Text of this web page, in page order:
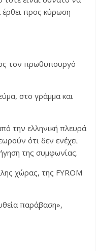
έρθει προς κύρωση
τον πρωθυπουργό
στο γράμμα και
την ελληνική πλευρά
ότι δεν ενέχει
της συμφωνίας.
χώρας, της FYROM
παράβαση»,